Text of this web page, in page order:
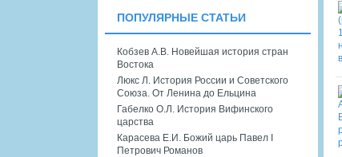
ПОПУЛЯРНЫЕ СТАТЬИ
Кобзев А.В. Новейшая история стран
Востока
Люкс Л. История России и Советского
Союза. От Ленина до Ельцина
Габелко О.Л. История Вифинского
царства
Карасева Е.И. Божий царь Павел I
Петрович Романов